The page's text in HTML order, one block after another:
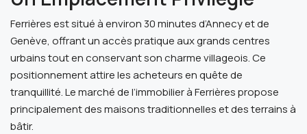
Ferrières est situé à environ 30 minutes d’Annecy et de
Genève, offrant un accès pratique aux grands centres
urbains tout en conservant son charme villageois. Ce
positionnement attire les acheteurs en quête de
tranquillité. Le marché de l’immobilier à Ferrières propose
principalement des maisons traditionnelles et des terrains à
bâtir.